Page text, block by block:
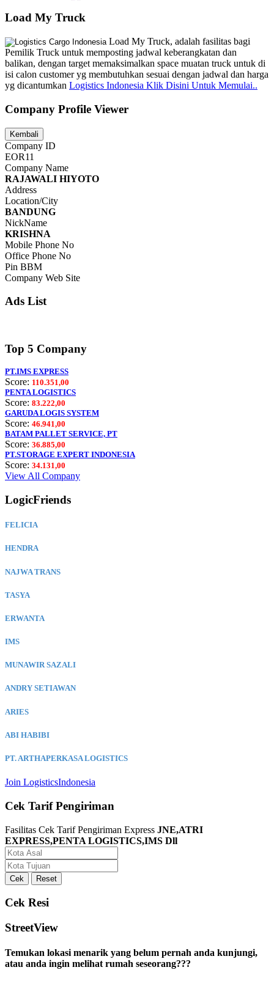
Load My Truck
Load My Truck, adalah fasilitas bagi
Pemilik Truck untuk memposting jadwal keberangkatan dan
balikan, dengan target memaksimalkan space muatan truck untuk di
isi calon customer yg membutuhkan sesuai dengan jadwal dan harga
yg dicantumkan Logistics Indonesia Klik Disini Untuk Memulai..
Company Profile Viewer
Company ID
EOR11
Company Name
RAJAWALI HIYOTO
Address
Location/City
BANDUNG
NickName
KRISHNA
Mobile Phone No
Office Phone No
Pin BBM
Company Web Site
Ads List
Top 5 Company
PT.IMS EXPRESS
Score: 110.351,00
PENTA LOGISTICS
Score: 83.222,00
GARUDA LOGIS SYSTEM
Score: 46.941,00
BATAM PALLET SERVICE, PT
Score: 36.885,00
PT.STORAGE EXPERT INDONESIA
Score: 34.131,00
View All Company
LogicFriends
FELICIA
HENDRA
NAJWA TRANS
TASYA
ERWANTA
IMS
MUNAWIR SAZALI
ANDRY SETIAWAN
ARIES
ABI HABIBI
PT. ARTHAPERKASA LOGISTICS
Join LogisticsIndonesia
Cek Tarif Pengiriman
Fasilitas Cek Tarif Pengiriman Express JNE,ATRI
EXPRESS,PENTA LOGISTICS,IMS Dll
Cek Resi
StreetView
Temukan lokasi menarik yang belum pernah anda kunjungi,
atau anda ingin melihat rumah seseorang???